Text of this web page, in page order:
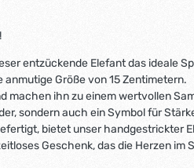
entzückende Elefant das ideale
Größe von 15 Zentimetern.
ihn zu einem wertvollen
sondern auch ein Symbol für
bietet unser handgestrickter
Geschenk, das die Herzen